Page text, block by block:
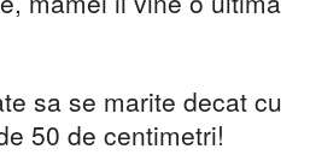
sa se marite decat cu
50 de centimetri!